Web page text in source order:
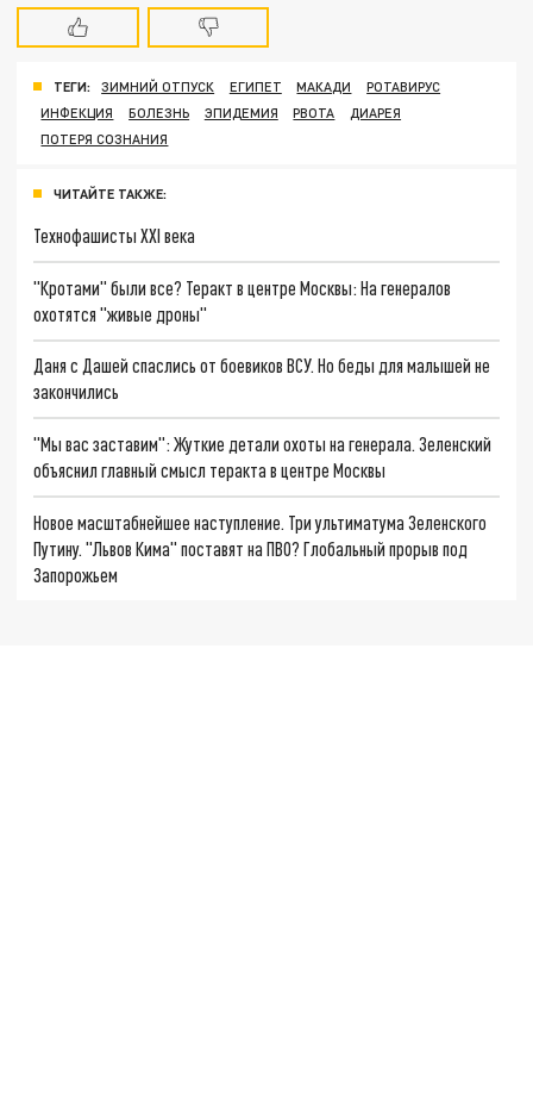
ТЕГИ: ЗИМНИЙ ОТПУСК ЕГИПЕТ МАКАДИ
РОТАВИРУС
ИНФЕКЦИЯ
БОЛЕЗНЬ ЭПИДЕМИЯ РВОТА
ДИАРЕЯ
ПОТЕРЯ СОЗНАНИЯ
ЧИТАЙТЕ ТАКЖЕ:
Технофашисты XXI века
"Кротами" были все? Теракт в центре Москвы: На генералов
охотятся "живые дроны"
Даня с Дашей спаслись от боевиков ВСУ. Но беды для малышей не
закончились
"Мы вас заставим": Жуткие детали охоты на генерала. Зеленский
объяснил главный смысл теракта в центре Москвы
Новое масштабнейшее наступление. Три ультиматума Зеленского
Путину. "Львов Кима" поставят на ПВО? Глобальный прорыв под
Запорожьем